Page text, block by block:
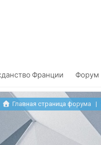
Франции Форум
Главная страница форума |